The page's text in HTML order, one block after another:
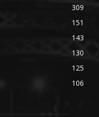
309
151
143
130
125
106